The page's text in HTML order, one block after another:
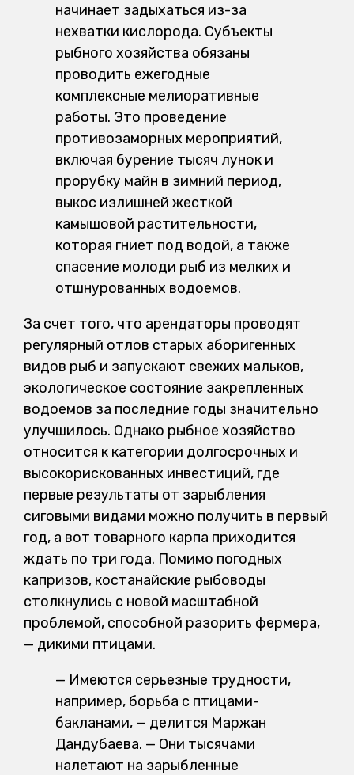
начинает задыхаться из-за
нехватки кислорода. Субъекты
рыбного хозяйства обязаны
проводить ежегодные
комплексные мелиоративные
работы. Это проведение
противозаморных мероприятий,
включая бурение тысяч лунок и
прорубку майн в зимний период,
выкос излишней жесткой
камышовой растительности,
которая гниет под водой, а также
спасение молоди рыб из мелких и
отшнурованных водоемов.
За счет того, что арендаторы проводят
регулярный отлов старых аборигенных
видов рыб и запускают свежих мальков,
экологическое состояние закрепленных
водоемов за последние годы значительно
улучшилось. Однако рыбное хозяйство
относится к категории долгосрочных и
высокорискованных инвестиций, где
первые результаты от зарыбления
сиговыми видами можно получить в первый
год, а вот товарного карпа приходится
ждать по три года. Помимо погодных
капризов, костанайские рыбоводы
столкнулись с новой масштабной
проблемой, способной разорить фермера,
— дикими птицами.
— Имеются серьезные трудности,
например, борьба с птицами-
бакланами, — делится Маржан
Дандубаева. — Они тысячами
налетают на зарыбленные